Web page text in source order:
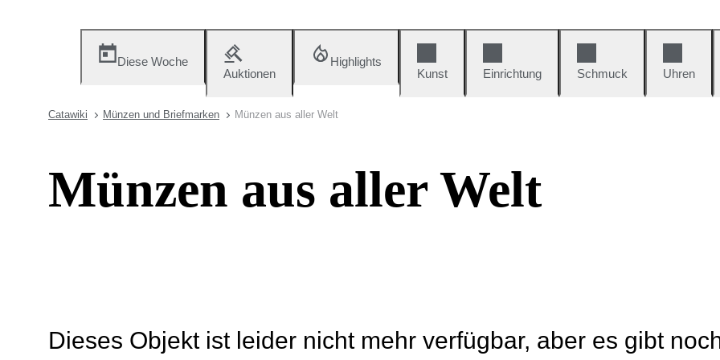
Diese Woche
Auktionen
Highlights
Kunst
Einrichtung Schmuck Uhren
Catawiki Münzen und Briefmarken Münzen aus aller Welt
Münzen aus aller Welt
Dieses Objekt ist leider nicht mehr verfügbar, aber es gibt